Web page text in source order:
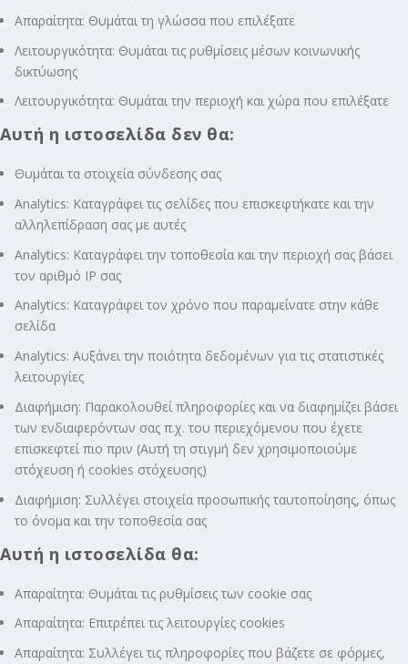
Απαραίτητα: Θυμάται τη γλώσσα που επιλέξατε
Λειτουργικότητα: Θυμάται τις ρυθμίσεις μέσων κοινωνικής
δικτύωσης
Λειτουργικότητα: Θυμάται την περιοχή και χώρα που επιλέξατε
Αυτή η ιστοσελίδα δεν θα:
Θυμάται τα στοιχεία σύνδεσης σας
Analytics: Καταγράφει τις σελίδες που επισκεφτήκατε και την
αλληλεπίδραση σας με αυτές
Analytics: Καταγράφει την τοποθεσία και την περιοχή σας βάσει
τον αριθμό ΙΡ σας
Analytics: Καταγράφει τον χρόνο που παραμείνατε στην κάθε
σελίδα
Analytics: Αυξάνει την ποιότητα δεδομένων για τις στατιστικές
λειτουργίες
Διαφήμιση: Παρακολουθεί πληροφορίες και να διαφημίζει βάσει
των ενδιαφερόντων σας π.χ. του περιεχόμενου που έχετε
επισκεφτεί πιο πριν (Αυτή τη στιγμή δεν χρησιμοποιούμε
στόχευση ή cookies στόχευσης)
Διαφήμιση: Συλλέγει στοιχεία προσωπικής ταυτοποίησης, όπως
το όνομα και την τοποθεσία σας
Αυτή η ιστοσελίδα θα:
Απαραίτητα: Θυμάται τις ρυθμίσεις των cookie σας
Απαραίτητα: Επιτρέπει τις λειτουργίες cookies
Απαραίτητα: Συλλέγει τις πληροφορίες που βάζετε σε φόρμες,